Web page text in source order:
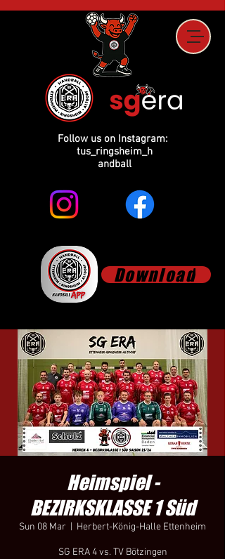
Download
Follow us on Instagram:
tus_ringsheim_h
andball
Heimspiel -
BEZIRKSKLASSE 1 Süd
Sun 08 Mar Herbert-König-Halle Ettenheim
SG ERA 4 vs. TV Bötzingen